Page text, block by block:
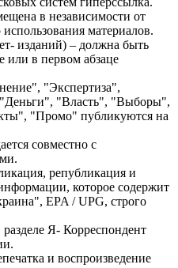
в независимости от
материалов.
изданий) – должна быть
или в первом абзаце
"Экспертиза",
"Власть", "Выборы",
"Промо" публикуются на
совместно с
републикация и
которое содержит
EPA / UPG, строго
Я- Корреспондент
и воспроизведение